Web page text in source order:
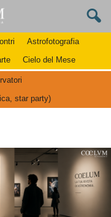
Astrofotografia
Cielo del Mese
star party)